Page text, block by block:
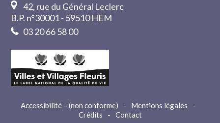
42, rue du Général Leclerc
B.P. n°30001 - 59510 HEM
03 20 66 58 00
Accessibilité – (non conforme) - Mentions légales
-
Crédits
- Contact